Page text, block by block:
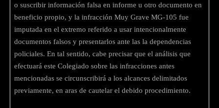
o suscribir información falsa en informe u otro documento en
beneficio propio, y la infracción Muy Grave MG-105 fue
imputada en el extremo referido a usar intencionalmente
documentos falsos y presentarlos ante las la dependencias
policiales. En tal sentido, cabe precisar que el análisis que
efectuará este Colegiado sobre las infracciones antes
mencionadas se circunscribirá a los alcances delimitados
previamente, en aras de cautelar el debido procedimiento.